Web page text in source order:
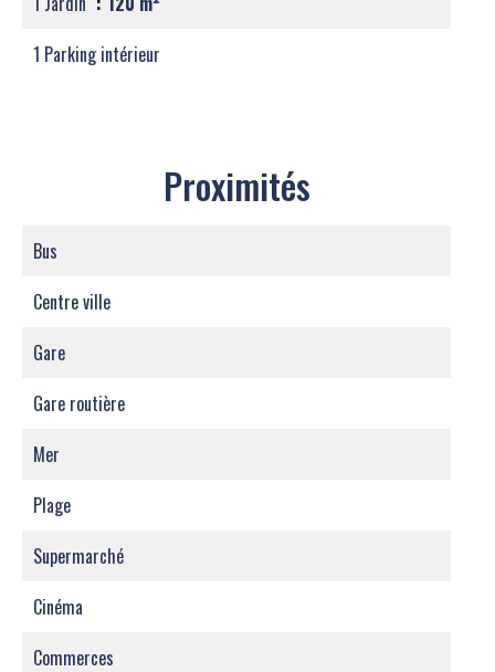
1 Parking intérieur
Proximités
Bus
Centre ville
Gare
Gare routière
Mer
Plage
Supermarché
Cinéma
Commerces